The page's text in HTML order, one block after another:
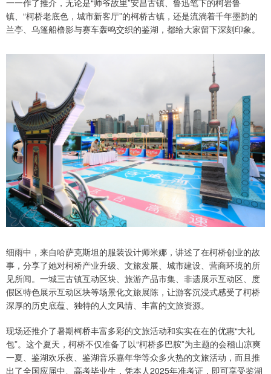
一一作了推介，无论是“师爷故里”安昌古镇、鲁迅笔下的柯岩鲁
镇、“柯桥老底色，城市新客厅”的柯桥古镇，还是流淌着千年墨韵的
兰亭、乌篷船橹影与赛车轰鸣交织的鉴湖，都给大家留下深刻印象。
细雨中，来自哈萨克斯坦的服装设计师米娜，讲述了在柯桥创业的故
事，分享了她对柯桥产业升级、文旅发展、城市建设、营商环境的所
见所闻。一城三古镇互动区块、旅游产品市集、非遗展示互动区、度
假区特色展示互动区块等场景化文旅展陈，让游客沉浸式感受了柯桥
深厚的历史底蕴、独特的人文风情、丰富的文旅资源。
现场还推介了暑期柯桥丰富多彩的文旅活动和实实在在的优惠“大礼
包”。这个夏天，柯桥不仅准备了以“柯桥多巴胺”为主题的会稽山凉爽
一夏、鉴湖欢乐夜、鉴湖音乐嘉年华等众多火热的文旅活动，而且推
出了全国应届中、高考毕业生，凭本人2025年准考证，即可享受鉴湖